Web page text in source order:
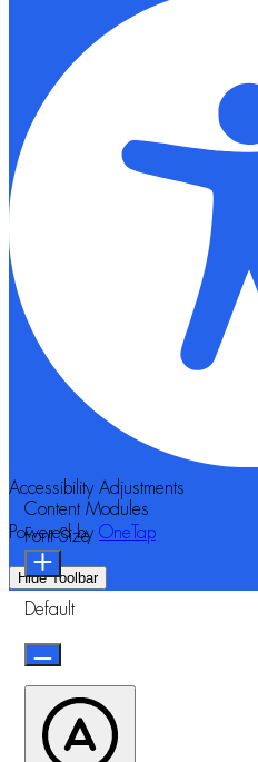
Accessibility Adjustments
Powered by OneTap
Hide Toolbar
Content Modules
Font Size
Default